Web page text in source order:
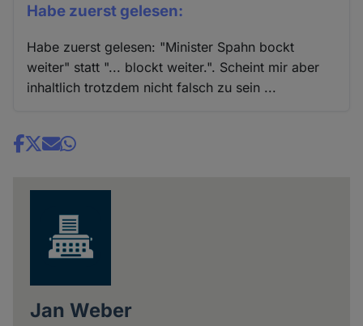
Habe zuerst gelesen:
Habe zuerst gelesen: "Minister Spahn bockt
weiter" statt "... blockt weiter.". Scheint mir aber
inhaltlich trotzdem nicht falsch zu sein ...
Share
Jan Weber